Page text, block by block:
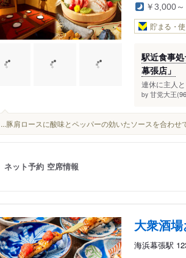
￥3,000
貯まる・
駅近食事
幕張店」
連休に主人
by 甘党大王
...豚肩ロースに酸味とペッパーの効いたソースを合わ
ネット予約 空席情報
大衆酒
海浜幕張駅